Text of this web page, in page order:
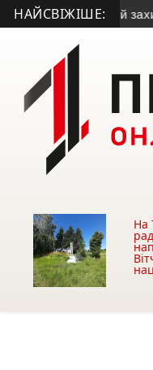
НАЙСВІЖІШЕ:
55-річний
На